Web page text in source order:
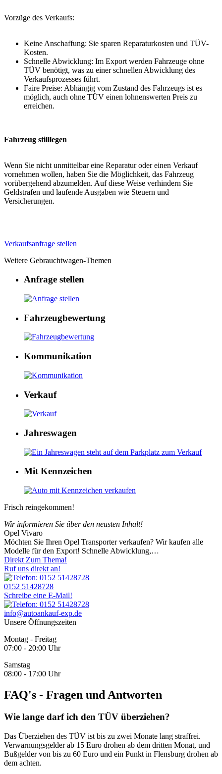
Vorzüge des Verkaufs:
Keine Anschaffung: Sie sparen Reparaturkosten und TÜV-
Kosten.
Schnelle Abwicklung: Im Export werden Fahrzeuge ohne
TÜV benötigt, was zu einer schnellen Abwicklung des
Verkaufsprozesses führt.
Faire Preise: Abhängig vom Zustand des Fahrzeugs ist es
möglich, auch ohne TÜV einen lohnenswerten Preis zu
erreichen.
Fahrzeug stilllegen
Wenn Sie nicht unmittelbar eine Reparatur oder einen Verkauf
vornehmen wollen, haben Sie die Möglichkeit, das Fahrzeug
vorübergehend abzumelden. Auf diese Weise verhindern Sie
Geldstrafen und laufende Ausgaben wie Steuern und
Versicherungen.
Verkaufsanfrage stellen
Weitere Gebrauchtwagen-Themen
Anfrage stellen
Fahrzeugbewertung
Kommunikation
Verkauf
Jahreswagen
Mit Kennzeichen
Frisch reingekommen!
Wir informieren Sie über den neusten Inhalt!
Opel Vivaro
Möchten Sie Ihren Opel Transporter verkaufen? Wir kaufen alle
Modelle für den Export! Schnelle Abwicklung,…
Direkt Zum Thema!
Ruf uns direkt an!
0152 51428728
Schreibe eine E-Mail!
info@autoankauf-exp.de
Unsere Öffnungszeiten
Montag - Freitag
07:00 - 20:00 Uhr
Samstag
08:00 - 17:00 Uhr
FAQ's - Fragen und Antworten
Wie lange darf ich den TÜV überziehen?
Das Überziehen des TÜV ist bis zu zwei Monate lang straffrei.
Verwarnungsgelder ab 15 Euro drohen ab dem dritten Monat, und
Bußgelder von bis zu 60 Euro und ein Punkt in Flensburg drohen ab
dem achten.